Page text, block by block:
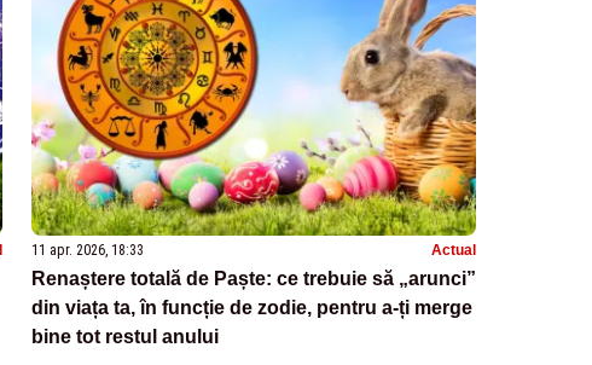
11 apr. 2026, 18:33 Actual
Renaștere totală de Paște: ce trebuie să „arunci”
din viața ta, în funcție de zodie, pentru a-ți merge
bine tot restul anului